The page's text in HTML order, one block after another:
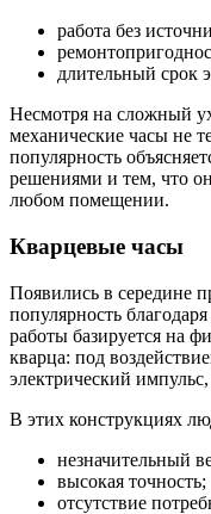
работа без
длительный срок
Несмотря на сложный
механические часы не
популярность
решениями и тем, что
любом помещении.
Кварцевые часы
Появились в середине
популярность
работы базируется на
кварца: под
электрический
В этих конструкциях
незначительный
высокая точность;
отсутствие